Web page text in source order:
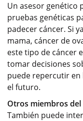
Un asesor genético
pruebas genéticas
padecer cáncer. Si
mama, cáncer de
este tipo de cáncer
tomar decisiones
puede repercutir en
el futuro.
Otros miembros del
También puede